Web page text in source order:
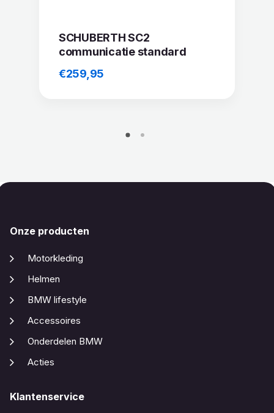
SCHUBERTH SC2
communicatie standard
€259,95
Onze producten
Motorkleding
Helmen
BMW lifestyle
Accessoires
Onderdelen BMW
Acties
Klantenservice